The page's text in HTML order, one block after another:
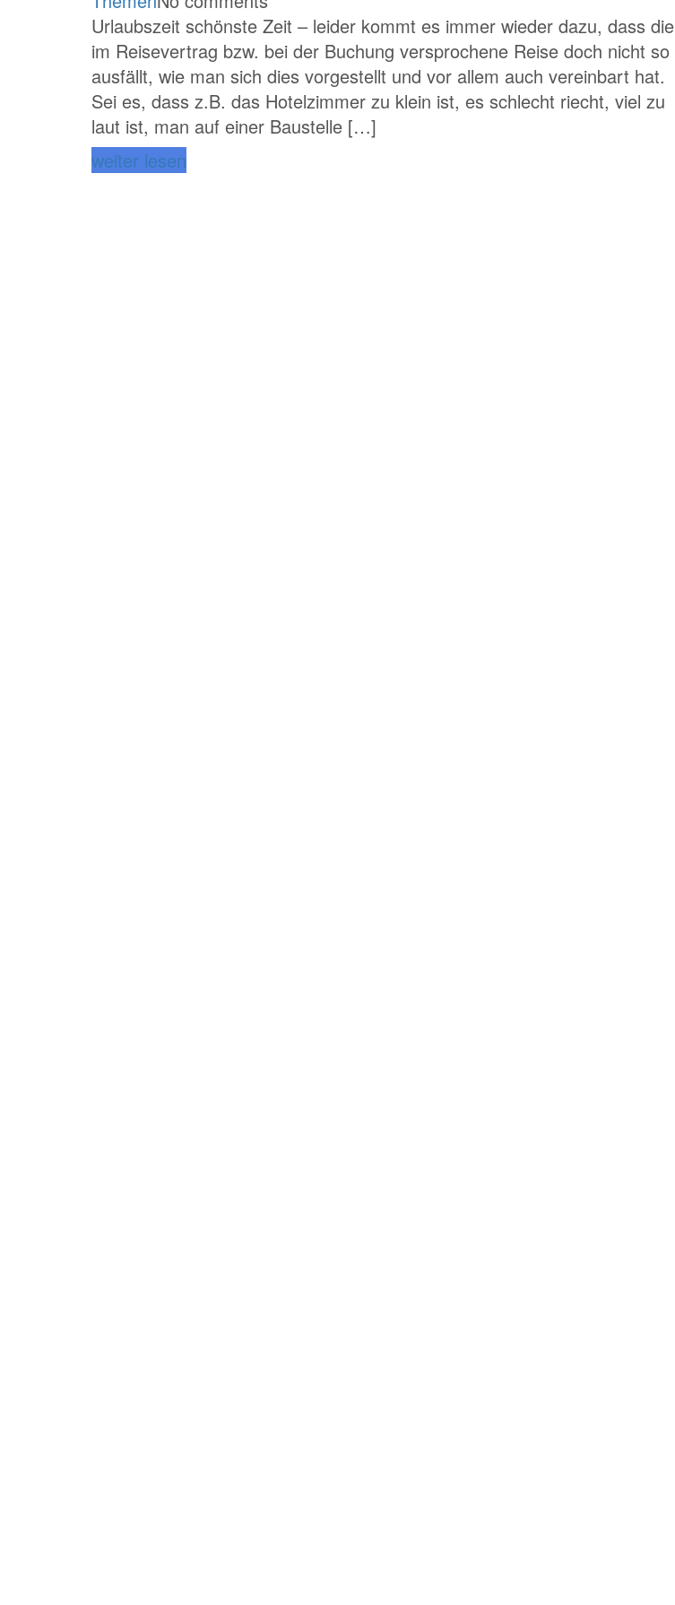
Urlaubszeit schönste Zeit – leider kommt es immer wieder dazu, dass die
im Reisevertrag bzw. bei der Buchung versprochene Reise doch nicht so
ausfällt, wie man sich dies vorgestellt und vor allem auch vereinbart hat.
Sei es, dass z.B. das Hotelzimmer zu klein ist, es schlecht riecht, viel zu
laut ist, man auf einer Baustelle […]
weiter lesen